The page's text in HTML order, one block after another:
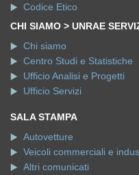
Codice Etico
CHI SIAMO > UNRAE
Chi siamo
Centro Studi e Statistiche
Ufficio Analisi e Progetti
Ufficio Servizi
SALA STAMPA
Autovetture
Veicoli commerciali e
Altri comunicati